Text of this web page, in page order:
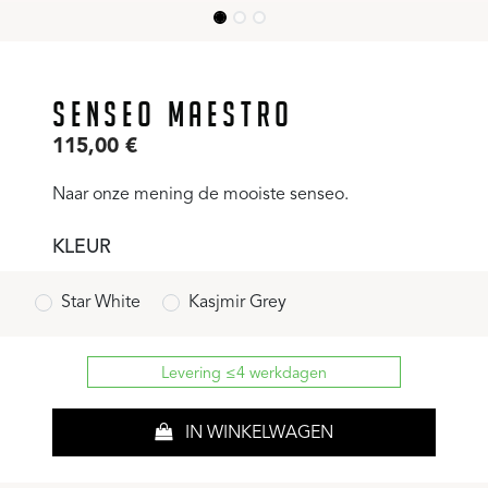
SENSEO MAESTRO
115,00 €
Naar onze mening de mooiste senseo.
KLEUR
Star White Kasjmir Grey
Levering ≤4 werkdagen
IN WINKELWAGEN